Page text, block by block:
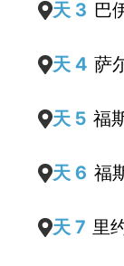
天 3 巴
天 4 萨
天 5 福
天 6 福
天 7 里